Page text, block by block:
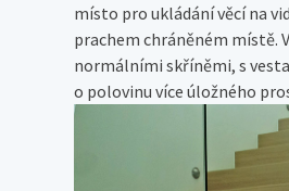
místo pro ukládání věcí na
prachem chráněném místě.
normálními skříněmi, s
o polovinu více úložného